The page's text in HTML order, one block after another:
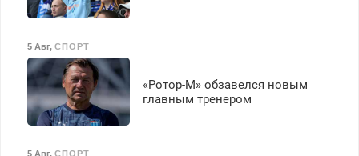
5 Авг, СПОРТ
«Ротор-М» обзавелся новым
главным тренером
5 Авг, СПОРТ